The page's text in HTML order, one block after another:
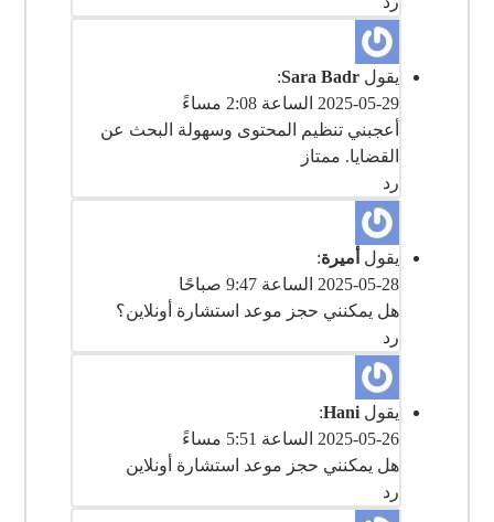
يقول Sara Badr
:
2025-05-29 الساعة 2:08 مساءً
‎أعجبني تنظيم المحتوى وسهولة البحث عن
القضايا. ممتاز
رد
يقول أميرة:
2025-05-28 الساعة 9:47 صباحًا
‎هل يمكنني حجز موعد استشارة أونلاين؟
رد
يقول Hani
:
2025-05-26 الساعة 5:51 مساءً
‎هل يمكنني حجز موعد استشارة أونلاين
رد